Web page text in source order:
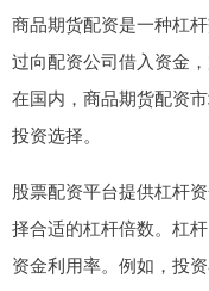
商品期货配资是一种杠
过向配资公司借入资金
在国内，商品期货配资
投资选择。
股票配资平台提供杠杆
择合适的杠杆倍数。杠
资金利用率。例如，投